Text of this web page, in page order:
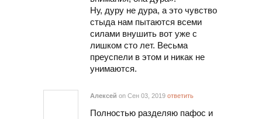
Ну, дуру не дура, а это чувство
стыда нам пытаются всеми
силами внушить вот уже с
лишком сто лет. Весьма
преуспели в этом и никак не
унимаются.
Алексей on Сен 03, 2019 ответить
Полностью разделяю пафос и